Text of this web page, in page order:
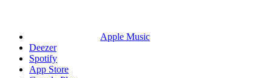
Apple Music
Deezer
Spotify
App Store